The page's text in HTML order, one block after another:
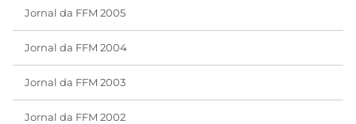
Jornal da FFM 2005
Jornal da FFM 2004
Jornal da FFM 2003
Jornal da FFM 2002